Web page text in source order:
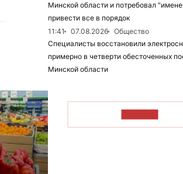
Минской области и потребовал
привести все в порядок
11:41
07.08.2026
Общество
Специалисты восстановили
примерно в четверти обесточенных
Минской области